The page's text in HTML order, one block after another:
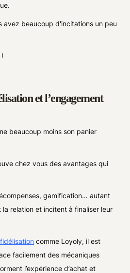
avez beaucoup d'incitations un peu
et l’engagement
beaucoup moins son panier
chez vous des avantages qui
gamification… autant
relation et incitent à finaliser leur
comme Loyoly, il est
facilement des mécaniques
l’expérience d’achat et